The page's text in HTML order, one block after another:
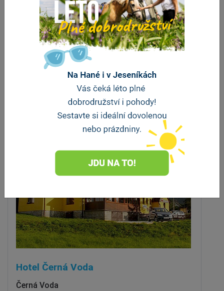
Kozí farma U Nýdrlů
Stará Červená Voda
vzdálenost 3.2 km
Hotel Černá Voda
Černá Voda